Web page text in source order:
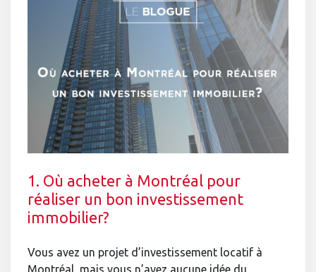
1. Où acheter à Montréal pour
réaliser un bon investissement
immobilier?
Vous avez un projet d’investissement locatif à
Montréal, mais vous n’avez aucune idée du